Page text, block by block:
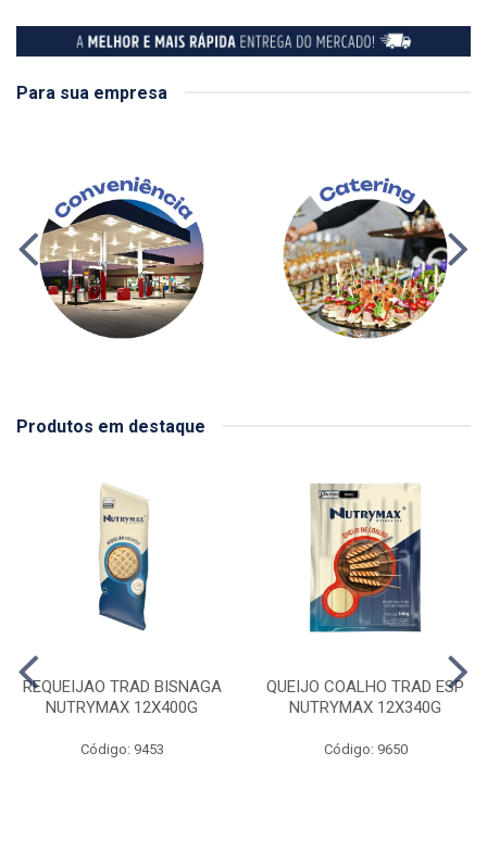
Para sua empresa
Produtos em destaque
REQUEIJAO TRAD BISNAGA
NUTRYMAX 12X400G
Código: 9453
QUEIJO COALHO TRAD ESP
NUTRYMAX 12X340G
Código: 9650